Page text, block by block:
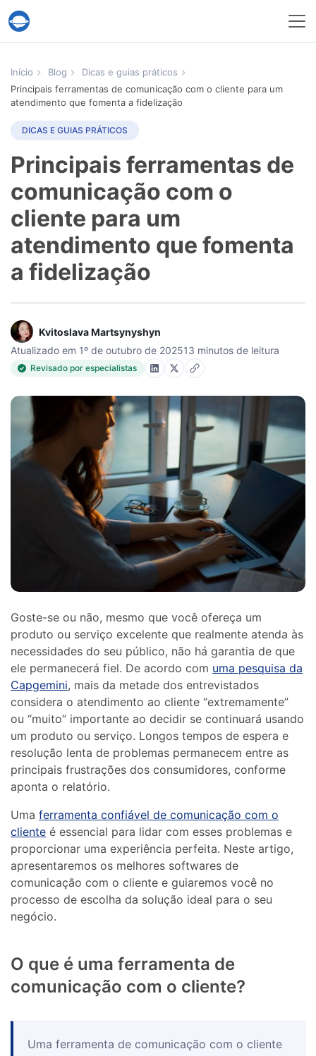
Serviço Help Desk Migration
Início Blog
Dicas e guias práticos
Principais ferramentas de comunicação com o cliente para um
atendimento que fomenta a fidelização
DICAS E GUIAS PRÁTICOS
Principais ferramentas de
comunicação com o
cliente para um
atendimento que fomenta
a fidelização
Kvitoslava Martsynyshyn
Atualizado em 1º de outubro de 202513 minutos de leitura
Revisado por especialistas
Goste-se ou não, mesmo que você ofereça um
produto ou serviço excelente que realmente atenda às
necessidades do seu público, não há garantia de que
ele permanecerá fiel. De acordo com uma pesquisa da
Capgemini, mais da metade dos entrevistados
considera o atendimento ao cliente “extremamente”
ou “muito” importante ao decidir se continuará usando
um produto ou serviço. Longos tempos de espera e
resolução lenta de problemas permanecem entre as
principais frustrações dos consumidores, conforme
aponta o relatório.
Umaferramenta confiável de comunicação com o
cliente é essencial para lidar com esses problemas e
proporcionar uma experiência perfeita. Neste artigo,
apresentaremos os melhores softwares de
comunicação com o cliente e guiaremos você no
processo de escolha da solução ideal para o seu
negócio.
O que é uma ferramenta de
comunicação com o cliente?
Uma ferramenta de comunicação com o cliente